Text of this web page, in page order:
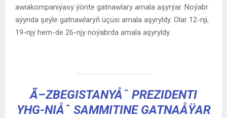
awiakompaniýasy ýörite gatnawlary amala aşyrýar. Noýabr
aýynda şeýle gatnawlaryň üçüsi amala aşyryldy. Olar 12-nji,
19-njy hem-de 26-njy noýabrda amala aşyryldy.
Ã–ZBEGISTANYÅˆ PREZIDENTI
YHG-NIÅˆ SAMMITINE GATNAÅŸAR